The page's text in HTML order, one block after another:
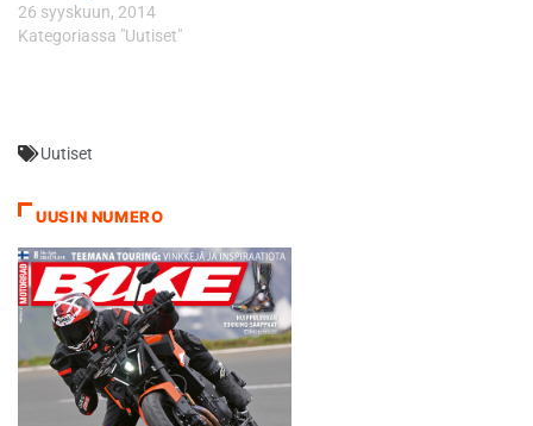
26 syyskuun, 2014
Kategoriassa "Uutiset"
Uutiset
UUSIN NUMERO